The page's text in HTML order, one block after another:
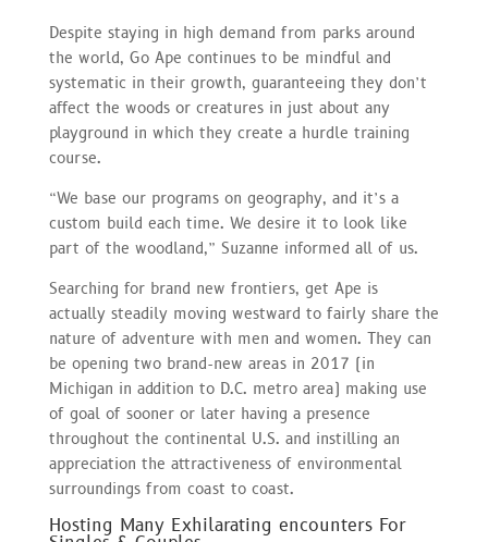
Despite staying in high demand from parks around
the world, Go Ape continues to be mindful and
systematic in their growth, guaranteeing they don’t
affect the woods or creatures in just about any
playground in which they create a hurdle training
course.
“We base our programs on geography, and it’s a
custom build each time. We desire it to look like
part of the woodland,” Suzanne informed all of us.
Searching for brand new frontiers, get Ape is
actually steadily moving westward to fairly share the
nature of adventure with men and women. They can
be opening two brand-new areas in 2017 (in
Michigan in addition to D.C. metro area) making use
of goal of sooner or later having a presence
throughout the continental U.S. and instilling an
appreciation the attractiveness of environmental
surroundings from coast to coast.
Hosting Many Exhilarating encounters For